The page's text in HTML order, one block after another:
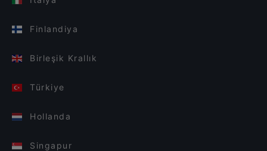
Finlandiya
Birleşik Krallık
Türkiye
Hollanda
Singapur